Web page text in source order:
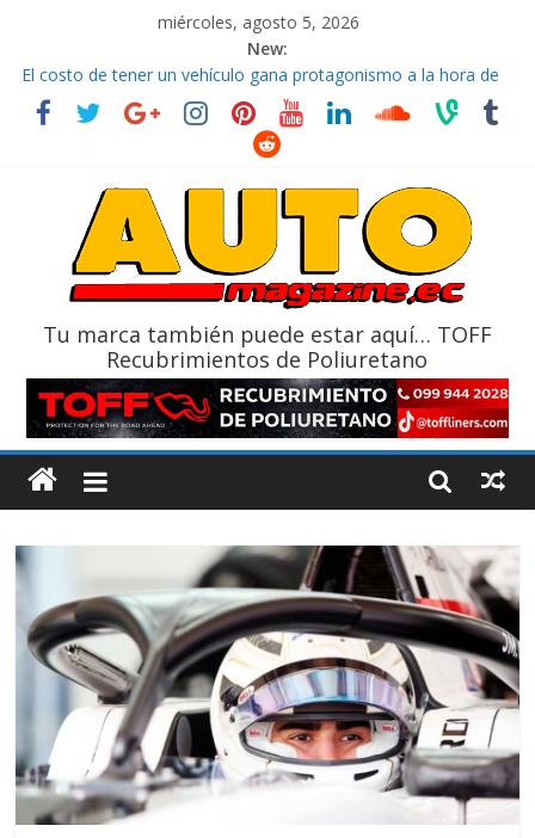
miércoles, agosto 5, 2026
New:
El costo de tener un vehículo gana protagonismo a la hora de
decidir
Ultima película ‘Spider‑Man: Brand New Day’ pone en escena a
La Vuelta al Ecuador 2026, edición 47ª, recorre 7 provincias en 8
La FEDAK recibe 12 Sinotruk Bolden para cubrir las rutas de La
Tu marca también puede estar aquí… TOFF
Recubrimientos de Poliuretano